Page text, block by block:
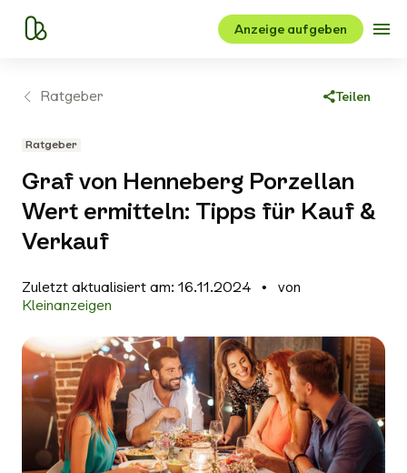
Anzeige aufgeben
Ratgeber Teilen
Ratgeber
Graf von Henneberg Porzellan
Wert ermitteln: Tipps für Kauf &
Verkauf
Zuletzt aktualisiert am: 16.11.2024
von
Kleinanzeigen